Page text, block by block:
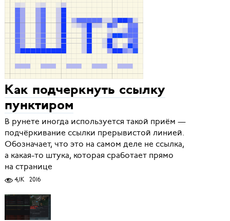
Как подчеркнуть ссылку
пунктиром
В рунете иногда используется такой приём —
подчёркивание ссылки прерывистой линией.
Обозначает, что это на самом деле не ссылка,
а какая-то штука, которая сработает прямо
на странице
4,1K 2016